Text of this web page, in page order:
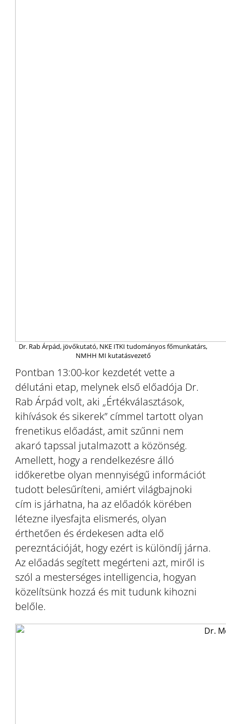
Dr. Rab Árpád, jövőkutató, NKE ITKI tudományos főmunkatárs,
NMHH MI kutatásvezető
Pontban 13:00-kor kezdetét vette a
délutáni etap, melynek első előadója Dr.
Rab Árpád volt, aki „Értékválasztások,
kihívások és sikerek” címmel tartott olyan
frenetikus előadást, amit szűnni nem
akaró tapssal jutalmazott a közönség.
Amellett, hogy a rendelkezésre álló
időkeretbe olyan mennyiségű információt
tudott belesűríteni, amiért világbajnoki
cím is járhatna, ha az előadók körében
létezne ilyesfajta elismerés, olyan
érthetően és érdekesen adta elő
perezntációját, hogy ezért is különdíj járna.
Az előadás segített megérteni azt, miről is
szól a mesterséges intelligencia, hogyan
közelítsünk hozzá és mit tudunk kihozni
belőle.